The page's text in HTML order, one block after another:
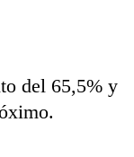
del 65,5% y